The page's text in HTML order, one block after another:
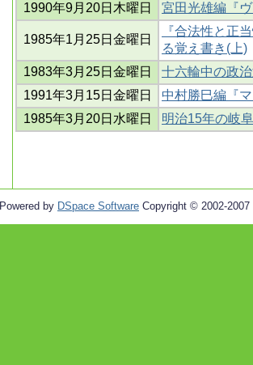
1990年9月20日木曜日
宮田光雄編『
1985年1月25日金曜日
『合法性と正
る覚え書き(上)
1983年3月25日金曜日
十六輪中の政
1991年3月15日金曜日
中村勝巳編『
1985年3月20日水曜日
明治15年の岐
Powered by DSpace Software Copyright © 2002-2007